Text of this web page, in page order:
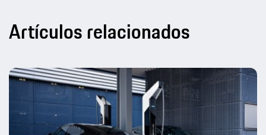
Artículos relacionados